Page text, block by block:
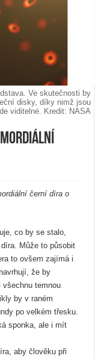
Ve skutečnosti by
disky, díky nimž jsou
viditelné. Kredit: NASA
černí díra o
co by se stalo,
Může to působit
to ovšem zajímá i
že by
temnou
by v raném
po velkém třesku.
sponka, ale i mít
aby člověku při